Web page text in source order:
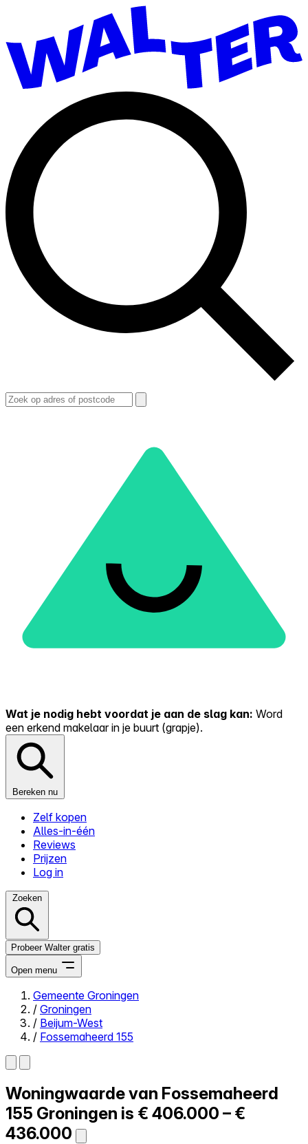
Wat je nodig hebt voordat je aan de slag kan: Word
een erkend makelaar in je buurt (grapje).
Bereken nu
Zelf kopen
Alles-in-één
Reviews
Prijzen
Log in
Zoeken
Probeer Walter gratis
Open menu
Close menu
Zelf kopen
Alles-in-één
Reviews
Prijzen
Gemeente Groningen
/ Groningen
/ Beijum-West
/ Fossemaheerd 155
Woningwaarde van Fossemaheerd
155 Groningen is € 406.000 – €
436.000